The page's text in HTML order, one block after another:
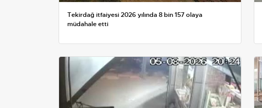
Tekirdağ itfaiyesi 2026 yılında 8 bin 157 olaya
müdahale etti